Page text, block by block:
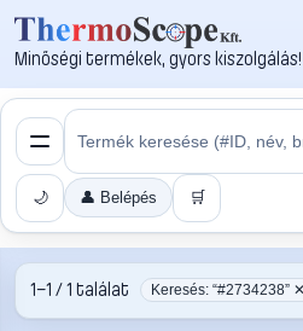
Minőségi termékek, gyors kiszolgálás!
🌙 👤 Belépés 🛒
1–1 / 1 találat Keresés: “#2734238” ✕